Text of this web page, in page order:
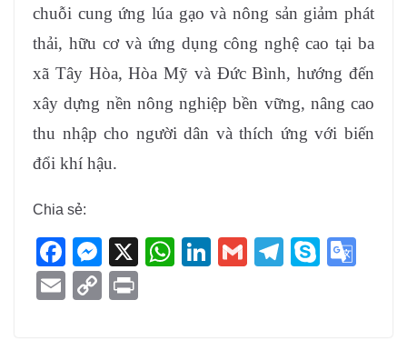
chuỗi cung ứng lúa gạo và nông sản giảm phát
thải, hữu cơ và ứng dụng công nghệ cao tại ba
xã Tây Hòa, Hòa Mỹ và Đức Bình, hướng đến
xây dựng nền nông nghiệp bền vững, nâng cao
thu nhập cho người dân và thích ứng với biến
đổi khí hậu.
Chia sẻ:
F
a
c
M
e
ss
X
W
Li
G
T
S
E
C